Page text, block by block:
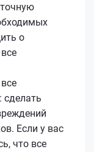
о
сделать
Если у вас
что все